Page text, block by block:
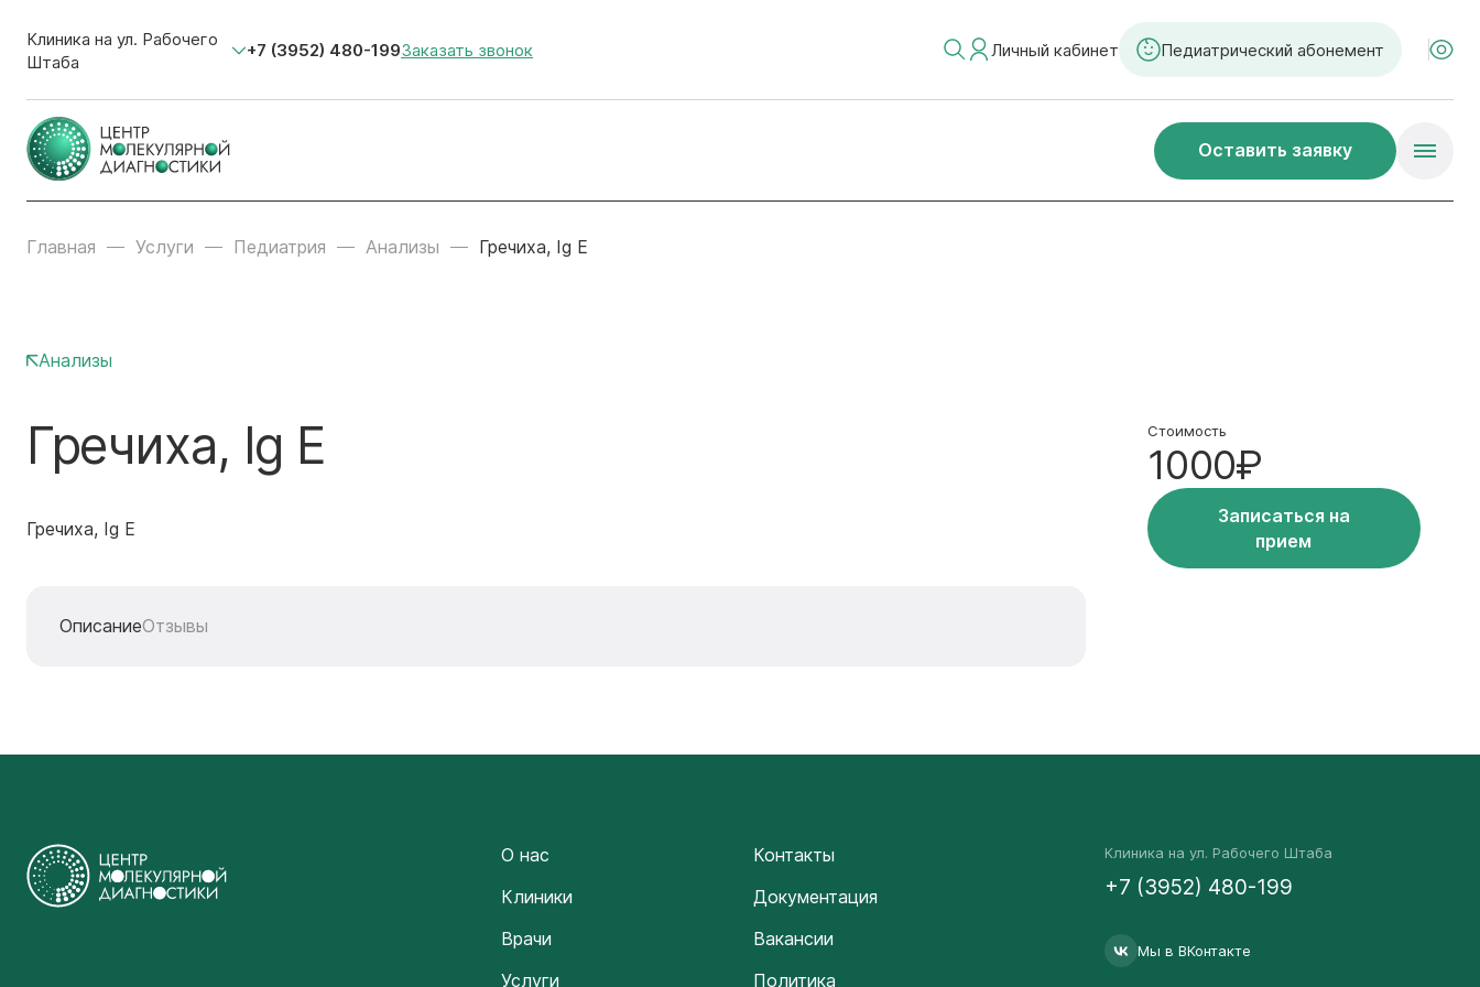
Клиника на ул. Рабочего
Штаба
+7 (3952) 480-199Заказать звонок Личный кабинет Педиатрический абонемент
Оставить заявку
Главная Услуги Педиатрия Анализы Гречиха, Ig E
Анализы
Гречиха, Ig E
Гречиха, Ig E
ОписаниеОтзывы
Стоимость
1000₽
Записаться на
прием
О нас
Клиники
Врачи
Услуги
Контакты
Документация
Вакансии
Политика
Клиника на ул. Рабочего Штаба
+7 (3952) 480-199
Мы в ВКонтакте